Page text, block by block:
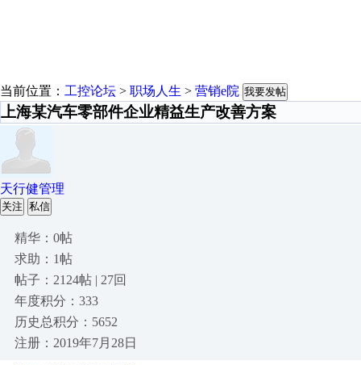
当前位置： 工控论坛 > 职场人生 > 营销e院 我要发帖
上海某汽车零部件企业精益生产改善方案
天行健管理
关注 私信
精华：0帖
求助：1帖
帖子：2124帖 | 27回
年度积分：333
历史总积分：5652
注册：2019年7月28日